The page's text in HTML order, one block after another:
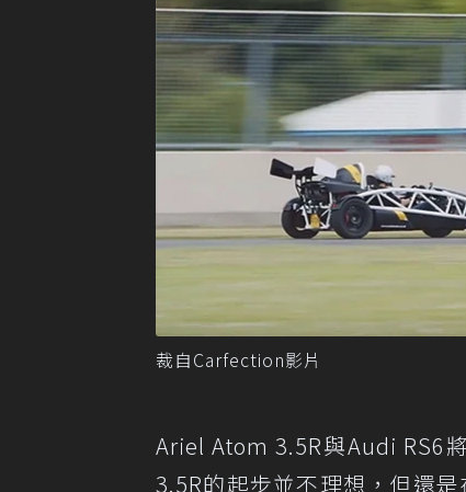
裁自Carfection影片
Ariel Atom 3.5R與Audi RS6
3.5R的起步並不理想，但還